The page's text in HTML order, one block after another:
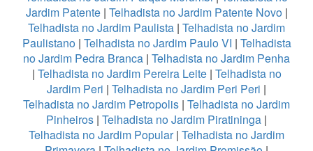
Jardim Patente| Telhadista no Jardim Patente Novo|
Telhadista no Jardim Paulista | Telhadista no Jardim
Paulistano| Telhadista no Jardim Paulo VI | Telhadista
no Jardim Pedra Branca | Telhadista no Jardim Penha
| Telhadista no Jardim Pereira Leite| Telhadista no
Jardim Peri | Telhadista no Jardim Peri Peri |
Telhadista no Jardim Petropolis | Telhadista no Jardim
Pinheiros | Telhadista no Jardim Piratininga |
Telhadista no Jardim Popular| Telhadista no Jardim